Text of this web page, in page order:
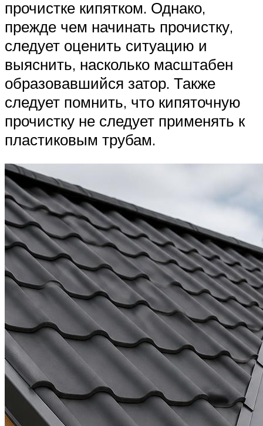
прочистке кипятком. Однако,
прежде чем начинать прочистку,
следует оценить ситуацию и
выяснить, насколько масштабен
образовавшийся затор. Также
следует помнить, что кипяточную
прочистку не следует применять к
пластиковым трубам.